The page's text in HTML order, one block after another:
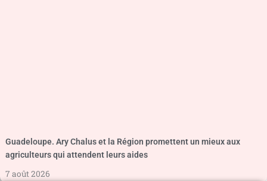
Guadeloupe. Ary Chalus et la Région promettent un mieux aux
agriculteurs qui attendent leurs aides
7 août 2026